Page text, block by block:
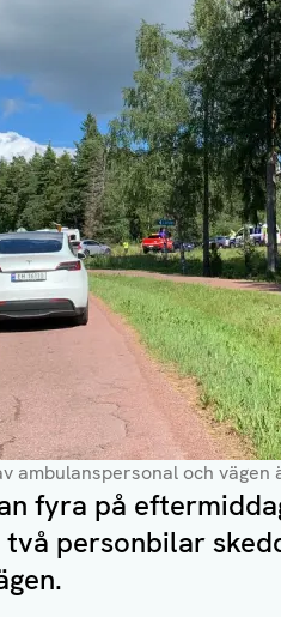
ambulanspersonal och
fyra på
personbilar